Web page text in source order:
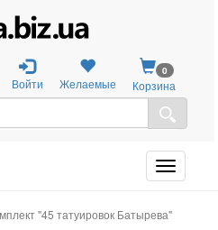
Войти Желаемые
0
Корзина
"45 татуировок Батырева"